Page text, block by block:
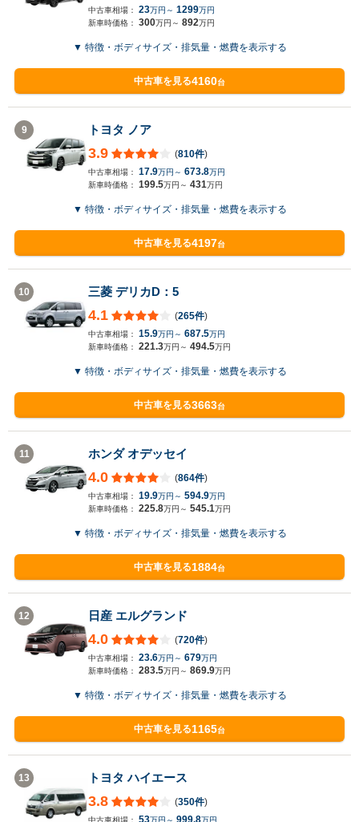
中古車相場： 23万円～ 1299万円
新車時価格： 300万円～ 892万円
▼ 特徴・ボディサイズ・排気量・燃費を表示する
中古車を見る4160台
9 トヨタ ノア
3.9 (810件)
中古車相場： 17.9万円～ 673.8万円
新車時価格： 199.5万円～ 431万円
▼ 特徴・ボディサイズ・排気量・燃費を表示する
中古車を見る4197台
10 三菱 デリカD：5
4.1 (265件)
中古車相場： 15.9万円～ 687.5万円
新車時価格： 221.3万円～ 494.5万円
▼ 特徴・ボディサイズ・排気量・燃費を表示する
中古車を見る3663台
11 ホンダ オデッセイ
4.0 (864件)
中古車相場： 19.9万円～ 594.9万円
新車時価格： 225.8万円～ 545.1万円
▼ 特徴・ボディサイズ・排気量・燃費を表示する
中古車を見る1884台
12 日産 エルグランド
4.0 (720件)
中古車相場： 23.6万円～ 679万円
新車時価格： 283.5万円～ 869.9万円
▼ 特徴・ボディサイズ・排気量・燃費を表示する
中古車を見る1165台
13 トヨタ ハイエース
3.8 (350件)
中古車相場： 53万円～ 999.8万円